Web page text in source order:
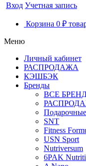
Вход Учетная запись
Корзина 0 ₽
Меню
Личный кабинет
РАСПРОДАЖА
КЭШБЭК
Бренды
ВСЕ
SNT
Fitness
USN Sport
Nutriversum
6PAK